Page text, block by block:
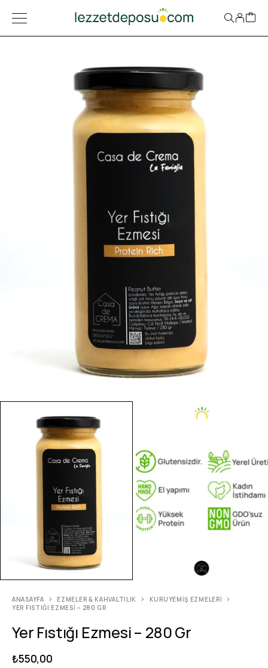
ANASAYFA EZMELER & KAHVALTILIK
KURUYEMIŞ EZMELERI
YER FISTIĞI EZMESI – 280 GR
Yer Fıstığı Ezmesi – 280 Gr
₺550,00